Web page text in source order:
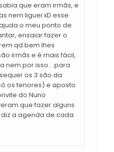
que eram irmãs, e
nem liguei xD esse
o meu ponto de
ensaiar fazer o
qd bem lhes
irmãs e é mais fácil,
nem por isso... para
os 3 são da
os tenores) e aposto
do Nuno
que fazer alguns
a agenda de cada